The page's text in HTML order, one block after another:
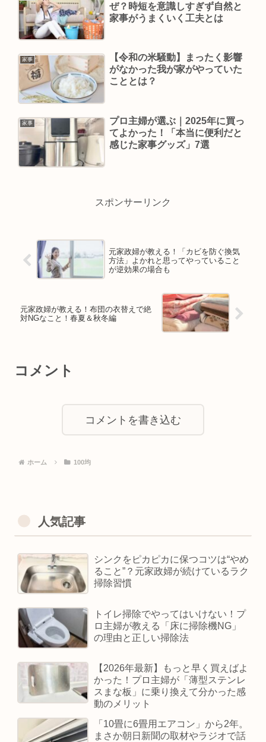
ぜ？時短を意識しすぎず自然と
家事がうまくいく工夫とは
家事
【令和の米騒動】まったく影響
がなかった我が家がやっていた
こととは？
家事
プロ主婦が選ぶ｜2025年に買っ
てよかった！「本当に便利だと
感じた家事グッズ」7選
スポンサーリンク
元家政婦が教える！「カビを防ぐ換気
方法」よかれと思ってやっていること
が逆効果の場合も
元家政婦が教える！布団の衣替えで絶
対NGなこと！春夏＆秋冬編
コメント
コメントを書き込む
ホーム 100均
人気記事
シンクをピカピカに保つコツは“やめ
ること”？元家政婦が続けているラク
掃除習慣
トイレ掃除でやってはいけない！プ
ロ主婦が教える「床に掃除機NG」
の理由と正しい掃除法
【2026年最新】もっと早く買えばよ
かった！プロ主婦が「薄型ステンレ
スまな板」に乗り換えて分かった感
動のメリット
「10畳に6畳用エアコン」から2年。
まさか朝日新聞の取材やラジオで話